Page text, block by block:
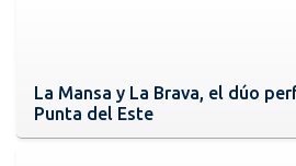
La Mansa y La Brava, el dúo
Punta del Este